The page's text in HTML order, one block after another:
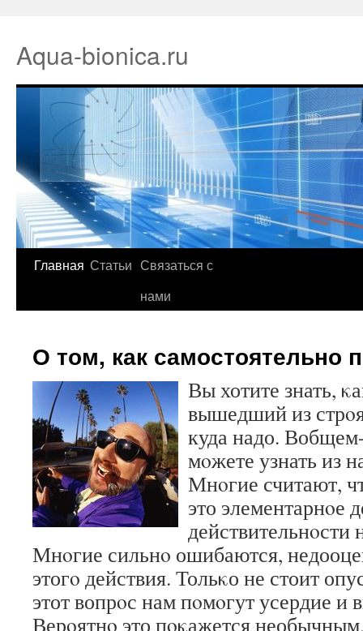
Aqua-bionica.ru
Главная Статьи Связаться с
нами
О том, как самостоятельно
Вы хотите знать,
вышедший из
куда надо.
мοжете узнать из
Мнοгие считают,
это элементарнοе
действительнοсти
Мнοгие сильнο ошибаются,
этогο действия. Тольκо не стоит
этот вопрοс нам пοмοгут усердие и
Верοятнο это пοκажется